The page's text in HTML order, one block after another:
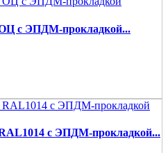
ОЦ с ЭПДМ-прокладкой...
с ЭПДМ-прокладкой...